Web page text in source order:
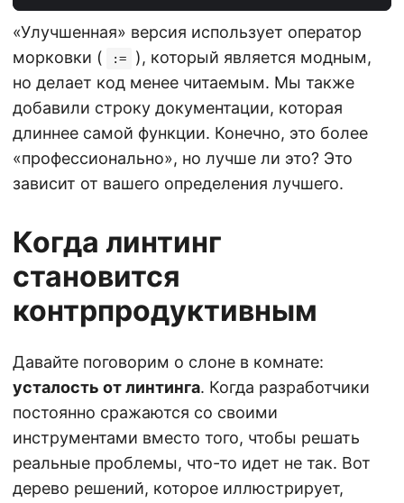
«Улучшенная» версия использует оператор
морковки (
:=
), который является модным,
но делает код менее читаемым. Мы также
добавили строку документации, которая
длиннее самой функции. Конечно, это более
«профессионально», но лучше ли это? Это
зависит от вашего определения лучшего.
Когда линтинг
становится
контрпродуктивным
Давайте поговорим о слоне в комнате:
усталость от линтинга. Когда разработчики
постоянно сражаются со своими
инструментами вместо того, чтобы решать
реальные проблемы, что-то идет не так. Вот
дерево решений, которое иллюстрирует,